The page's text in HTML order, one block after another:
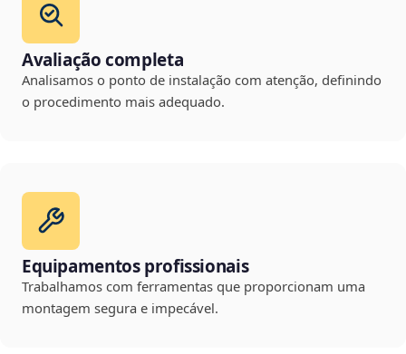
Avaliação completa
Analisamos o ponto de instalação com atenção, definindo
o procedimento mais adequado.
Equipamentos profissionais
Trabalhamos com ferramentas que proporcionam uma
montagem segura e impecável.